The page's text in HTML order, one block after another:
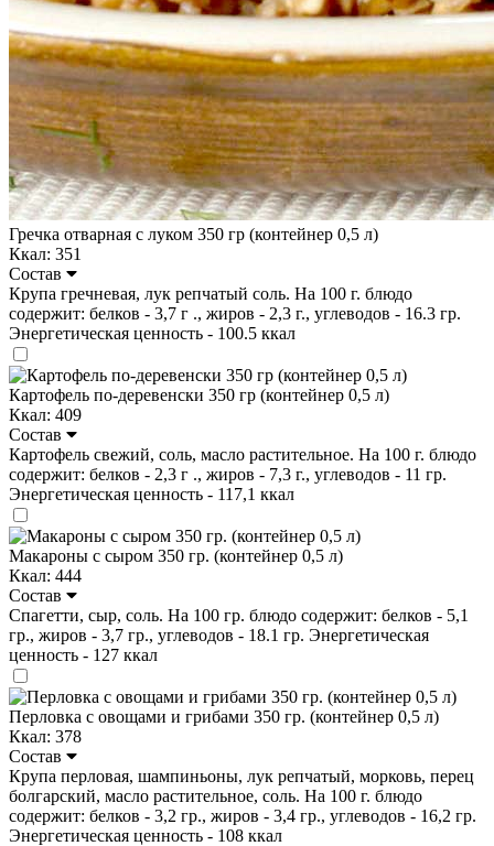
Гречка отварная с луком 350 гр (контейнер 0,5 л)
Ккал: 351
Состав
Крупа гречневая, лук репчатый соль. На 100 г. блюдо
содержит: белков - 3,7 г ., жиров - 2,3 г., углеводов - 16.3 гр.
Энергетическая ценность - 100.5 ккал
Картофель по-деревенски 350 гр (контейнер 0,5 л)
Ккал: 409
Состав
Картофель свежий, соль, масло растительное. На 100 г. блюдо
содержит: белков - 2,3 г ., жиров - 7,3 г., углеводов - 11 гр.
Энергетическая ценность - 117,1 ккал
Макароны с сыром 350 гр. (контейнер 0,5 л)
Ккал: 444
Состав
Спагетти, сыр, соль. На 100 гр. блюдо содержит: белков - 5,1
гр., жиров - 3,7 гр., углеводов - 18.1 гр. Энергетическая
ценность - 127 ккал
Перловка с овощами и грибами 350 гр. (контейнер 0,5 л)
Ккал: 378
Состав
Крупа перловая, шампиньоны, лук репчатый, морковь, перец
болгарский, масло растительное, соль. На 100 г. блюдо
содержит: белков - 3,2 гр., жиров - 3,4 гр., углеводов - 16,2 гр.
Энергетическая ценность - 108 ккал